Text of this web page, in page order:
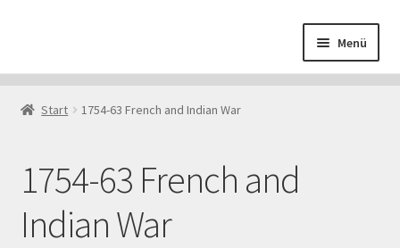
springen
springen
Menü
Datenschutzerklärung
Downloads
Start 1754-63 French and Indian War
1754-63 French and
Indian War